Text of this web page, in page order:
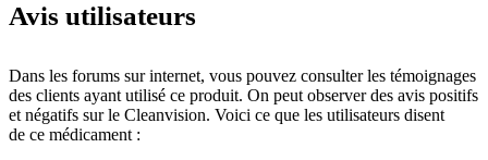
Avis utilisateurs
Dans les forums sur internet, vous pouvez consulter les témoignages
des clients ayant utilisé ce produit. On peut observer des avis positifs
et négatifs sur le Cleanvision. Voici ce que les utilisateurs disent
de ce médicament :